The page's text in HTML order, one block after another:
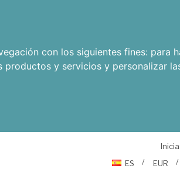
con los siguientes fines: para
productos y servicios y personalizar
ES
EUR